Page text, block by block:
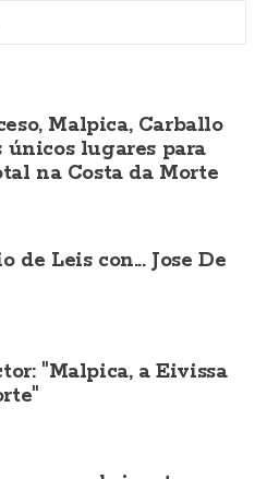
Malpica, Carballo
únicos lugares para
na Costa da Morte
de Leis con... Jose De
"Malpica, a Eivissa